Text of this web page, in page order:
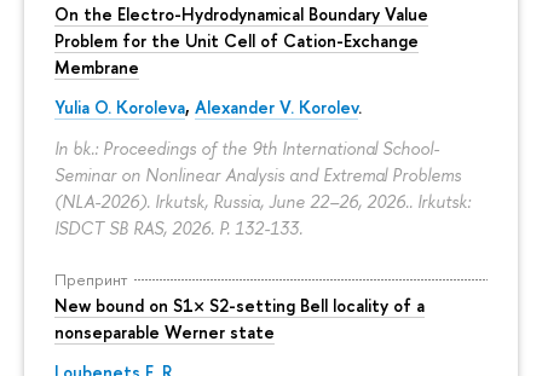
On the Electro-Hydrodynamical Boundary Value
Problem for the Unit Cell of Cation-Exchange
Membrane
Yulia O. Koroleva, Alexander V. Korolev.
In bk.: Proceedings of the 9th International School-
Seminar on Nonlinear Analysis and Extremal Problems
(NLA-2026). Irkutsk, Russia, June 22–26, 2026.. Irkutsk:
ISDCT SB RAS, 2026. P. 132-133.
Препринт
New bound on S1× S2-setting Bell locality of a
nonseparable Werner state